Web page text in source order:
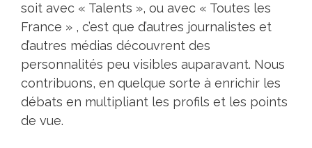
soit avec « Talents », ou avec « Toutes les
France » , c’est que d’autres journalistes et
d’autres médias découvrent des
personnalités peu visibles auparavant. Nous
contribuons, en quelque sorte à enrichir les
débats en multipliant les profils et les points
de vue.